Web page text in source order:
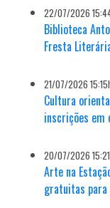
22/07/2026
Biblioteca
Fresta
21/07/2026
Cultura
inscrições em
20/07/2026
Arte na
gratuitas